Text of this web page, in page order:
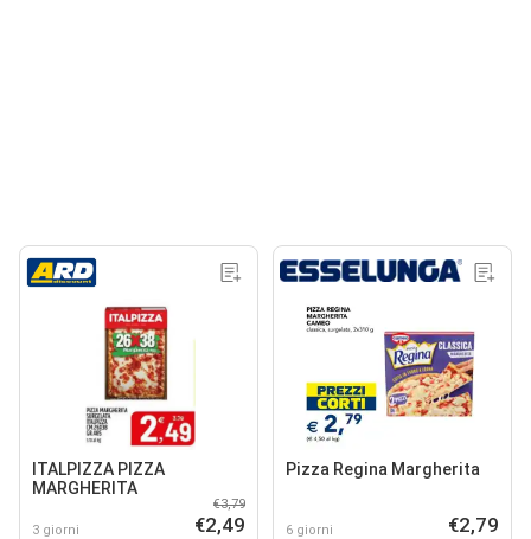
ITALPIZZA PIZZA
MARGHERITA
3 giorni
€3,79
€2,49
Pizza Regina Margherita
6 giorni €2,79